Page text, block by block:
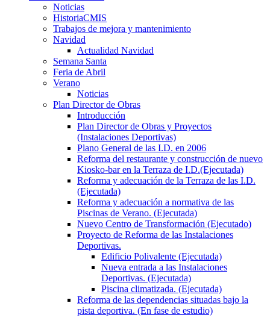
Noticias
HistoriaCMIS
Trabajos de mejora y mantenimiento
Navidad
Actualidad Navidad
Semana Santa
Feria de Abril
Verano
Noticias
Plan Director de Obras
Introducción
Plan Director de Obras y Proyectos
(Instalaciones Deportivas)
Plano General de las I.D. en 2006
Reforma del restaurante y construcción de nuevo
Kiosko-bar en la Terraza de I.D.(Ejecutada)
Reforma y adecuación de la Terraza de las I.D.
(Ejecutada)
Reforma y adecuación a normativa de las
Piscinas de Verano. (Ejecutada)
Nuevo Centro de Transformación (Ejecutado)
Proyecto de Reforma de las Instalaciones
Deportivas.
Edificio Polivalente (Ejecutada)
Nueva entrada a las Instalaciones
Deportivas. (Ejecutada)
Piscina climatizada. (Ejecutada)
Reforma de las dependencias situadas bajo la
pista deportiva. (En fase de estudio)